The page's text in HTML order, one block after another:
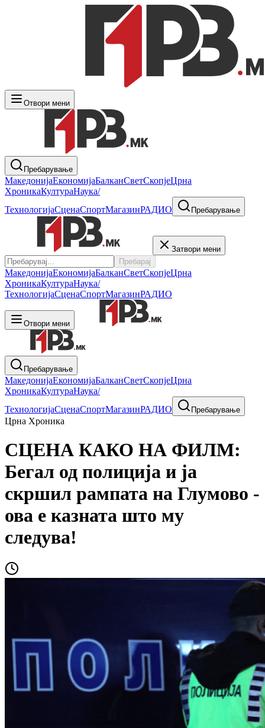
Отвори мени
Пребарување
МакедонијаЕкономијаБалканСветСкопјеЦрна
ХроникаКултураНаука/
ТехнологијаСценаСпортМагазинРАДИО Пребарување
Затвори мени
Пребарај
МакедонијаЕкономијаБалканСветСкопјеЦрна
ХроникаКултураНаука/
ТехнологијаСценаСпортМагазинРАДИО
Отвори мени
Пребарување
МакедонијаЕкономијаБалканСветСкопјеЦрна
ХроникаКултураНаука/
ТехнологијаСценаСпортМагазинРАДИО Пребарување
Црна Хроника
СЦЕНА КАКО НА ФИЛМ:
Бегал од полиција и ја
скршил рампата на Глумово -
ова е казната што му
следува!